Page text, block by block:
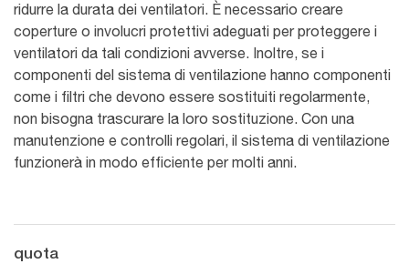
ridurre la durata dei ventilatori. È necessario creare
coperture o involucri protettivi adeguati per proteggere i
ventilatori da tali condizioni avverse. Inoltre, se i
componenti del sistema di ventilazione hanno componenti
come i filtri che devono essere sostituiti regolarmente,
non bisogna trascurare la loro sostituzione. Con una
manutenzione e controlli regolari, il sistema di ventilazione
funzionerà in modo efficiente per molti anni.
quota